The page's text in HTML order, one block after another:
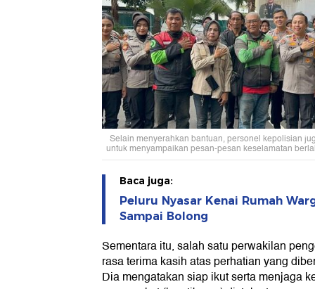
Selain menyerahkan bantuan, personel kepolisian
untuk menyampaikan pesan-pesan keselamatan
Baca juga:
Peluru Nyasar Kenai Rumah
Sampai Bolong
Sementara itu, salah satu perwakilan
rasa terima kasih atas perhatian yang
Dia mengatakan siap ikut serta menjaga